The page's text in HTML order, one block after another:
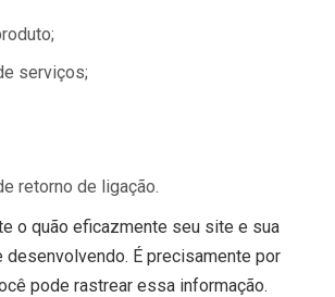
serviços;
retorno de ligação.
o quão eficazmente seu site e sua
É precisamente por
pode rastrear essa informação.